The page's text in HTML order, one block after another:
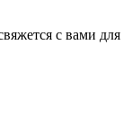
с вами для